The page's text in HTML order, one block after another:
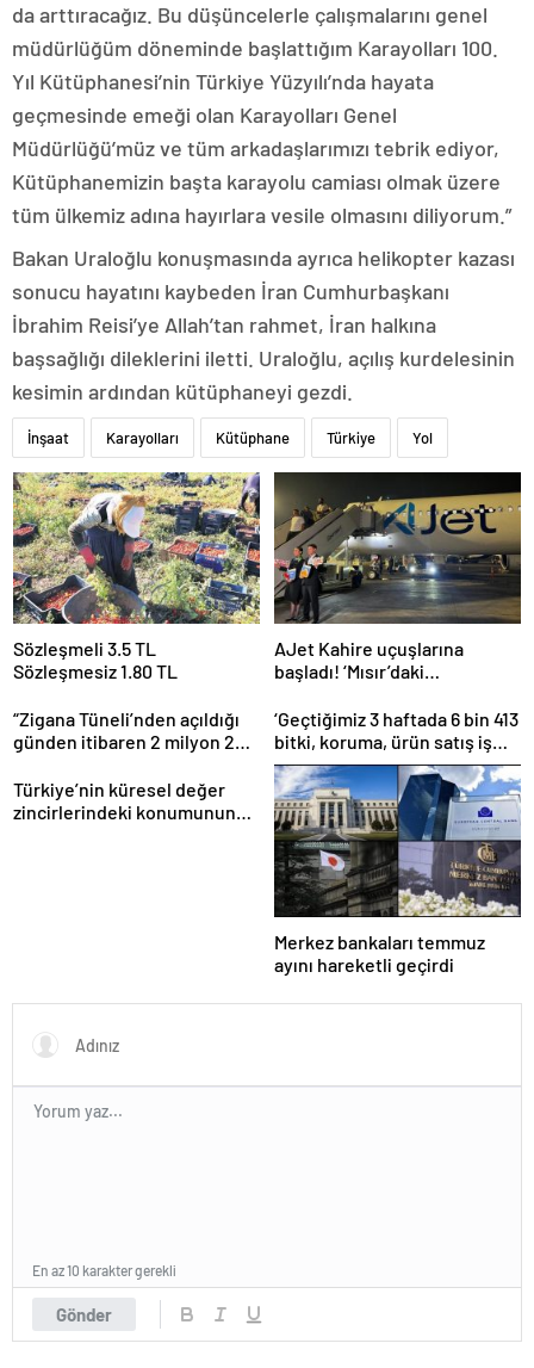
da arttıracağız. Bu düşüncelerle çalışmalarını genel
müdürlüğüm döneminde başlattığım Karayolları 100.
Yıl Kütüphanesi’nin Türkiye Yüzyılı’nda hayata
geçmesinde emeği olan Karayolları Genel
Müdürlüğü’müz ve tüm arkadaşlarımızı tebrik ediyor,
Kütüphanemizin başta karayolu camiası olmak üzere
tüm ülkemiz adına hayırlara vesile olmasını diliyorum.”
Bakan Uraloğlu konuşmasında ayrıca helikopter kazası
sonucu hayatını kaybeden İran Cumhurbaşkanı
İbrahim Reisi’ye Allah’tan rahmet, İran halkına
başsağlığı dileklerini iletti. Uraloğlu, açılış kurdelesinin
kesimin ardından kütüphaneyi gezdi.
İnşaat Karayolları Kütüphane Türkiye Yol
Sözleşmeli 3.5 TL
Sözleşmesiz 1.80 TL
AJet Kahire uçuşlarına
başladı! ‘Mısır’daki
getireceğiz’
“Zigana Tüneli’nden açıldığı
günden itibaren 2 milyon 200
‘Geçtiğimiz 3 haftada 6 bin 413
bitki, koruma, ürün satış iş
yeri denetlendi’
Türkiye’nin küresel değer
zincirlerindeki konumunun
Merkez bankaları temmuz
ayını hareketli geçirdi
Gönder
En az 10 karakter gerekli